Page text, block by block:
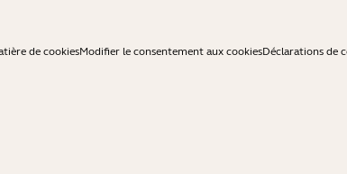
de cookiesModifier le consentement aux cookiesDéclarations de